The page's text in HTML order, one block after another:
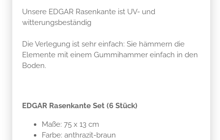
Unsere EDGAR Rasenkante ist UV- und
witterungsbeständig
Die Verlegung ist sehr einfach: Sie hämmern die
Elemente mit einem Gummihammer einfach in den
Boden.
EDGAR Rasenkante Set (6 Stück)
Maße: 75 x 13 cm
Farbe: anthrazit-braun